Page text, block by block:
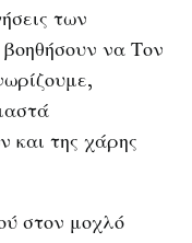
των
να Τον
και της χάρης
στον μοχλό